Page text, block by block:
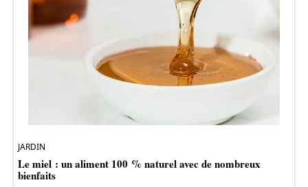
JARDIN
Le miel : un aliment 100 % naturel avec de nombreux
bienfaits